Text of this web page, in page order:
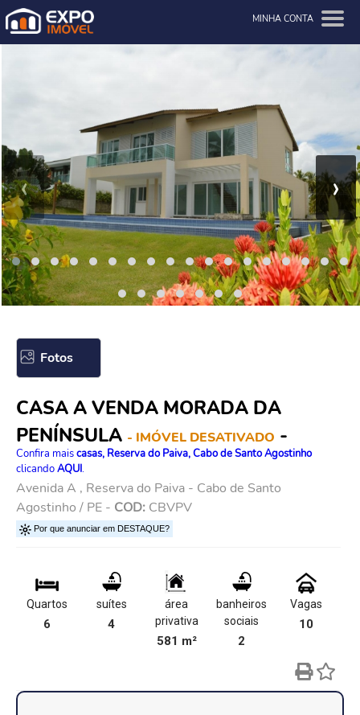
MINHA CONTA
‹ ›
Fotos
CASA A VENDA MORADA DA
PENÍNSULA - IMÓVEL DESATIVADO -
Confira maiscasas, Reserva do Paiva, Cabo de Santo Agostinho
clicandoAQUI.
Avenida A , Reserva do Paiva - Cabo de Santo
Agostinho / PE - COD: CBVPV
Por que anunciar em DESTAQUE?
Quartos
6
suítes
4
área
privativa
581 m²
banheiros
sociais
2
Vagas
10